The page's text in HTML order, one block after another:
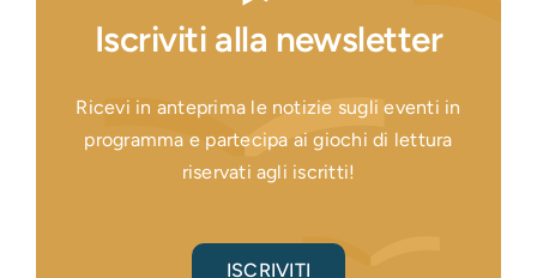
Iscriviti alla newsletter
Ricevi in anteprima le notizie sugli eventi in
programma e partecipa ai giochi di lettura
riservati agli iscritti!
ISCRIVITI